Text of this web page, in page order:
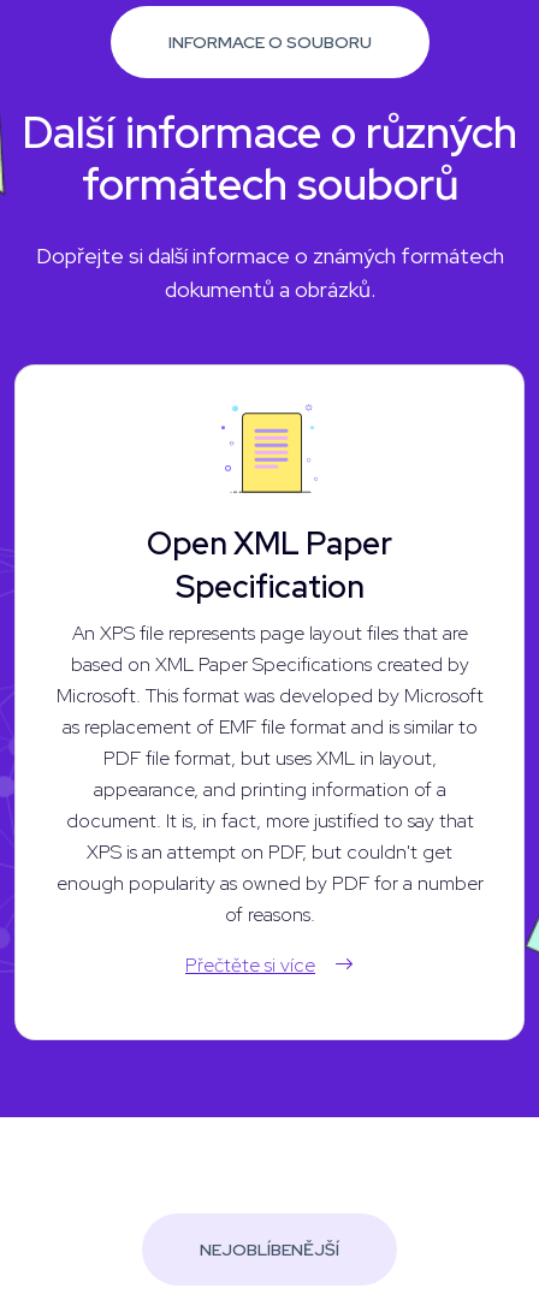
INFORMACE O SOUBORU
Další informace o různých
formátech souborů
Dopřejte si další informace o známých formátech
dokumentů a obrázků.
Open XML Paper
Specification
An XPS file represents page layout files that are
based on XML Paper Specifications created by
Microsoft. This format was developed by Microsoft
as replacement of EMF file format and is similar to
PDF file format, but uses XML in layout,
appearance, and printing information of a
document. It is, in fact, more justified to say that
XPS is an attempt on PDF, but couldn't get
enough popularity as owned by PDF for a number
of reasons.
Přečtěte si více
NEJOBLÍBENĚJŠÍ